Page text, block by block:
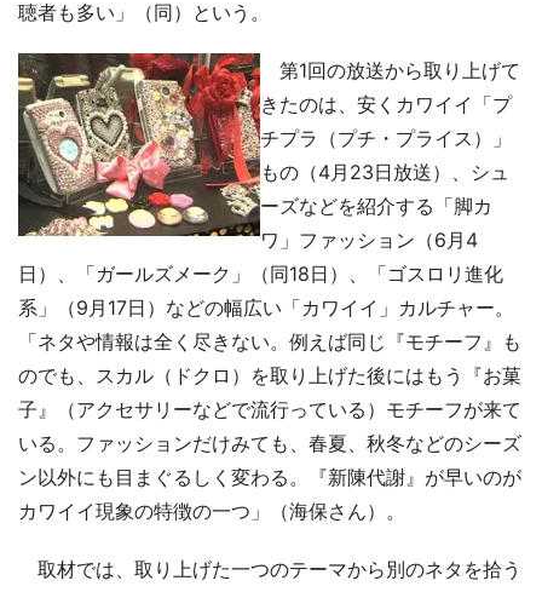
聴者も多い」（同）という。
第1回の放送から取り上げて
きたのは、安くカワイイ「プ
チプラ（プチ・プライス）」
もの（4月23日放送）、シュ
ーズなどを紹介する「脚カ
ワ」ファッション（6月4
日）、「ガールズメーク」（同18日）、「ゴスロリ進化
系」（9月17日）などの幅広い「カワイイ」カルチャー。
「ネタや情報は全く尽きない。例えば同じ『モチーフ』も
のでも、スカル（ドクロ）を取り上げた後にはもう『お菓
子』（アクセサリーなどで流行っている）モチーフが来て
いる。ファッションだけみても、春夏、秋冬などのシーズ
ン以外にも目まぐるしく変わる。『新陳代謝』が早いのが
カワイイ現象の特徴の一つ」（海保さん）。
取材では、取り上げた一つのテーマから別のネタを拾う